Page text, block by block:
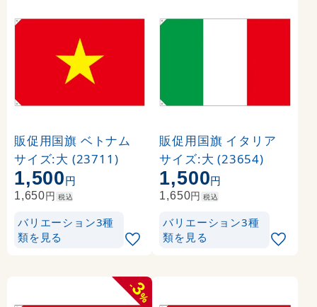
販促用国旗 ベトナム
サイズ:大 (23711)
1,500円
1,650円 税込
バリエーション3種
類を見る
販促用国旗 イタリア
サイズ:大 (23654)
1,500円
1,650円 税込
バリエーション3種
類を見る
-
3
%